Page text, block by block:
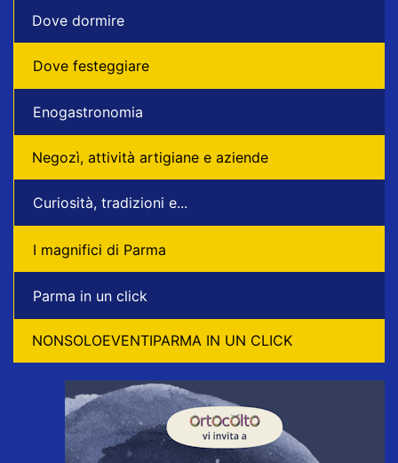
Dove dormire
Dove festeggiare
Enogastronomia
Negozì, attività artigiane e aziende
Curiosità, tradizioni e...
I magnifici di Parma
Parma in un click
NONSOLOEVENTIPARMA IN UN CLICK